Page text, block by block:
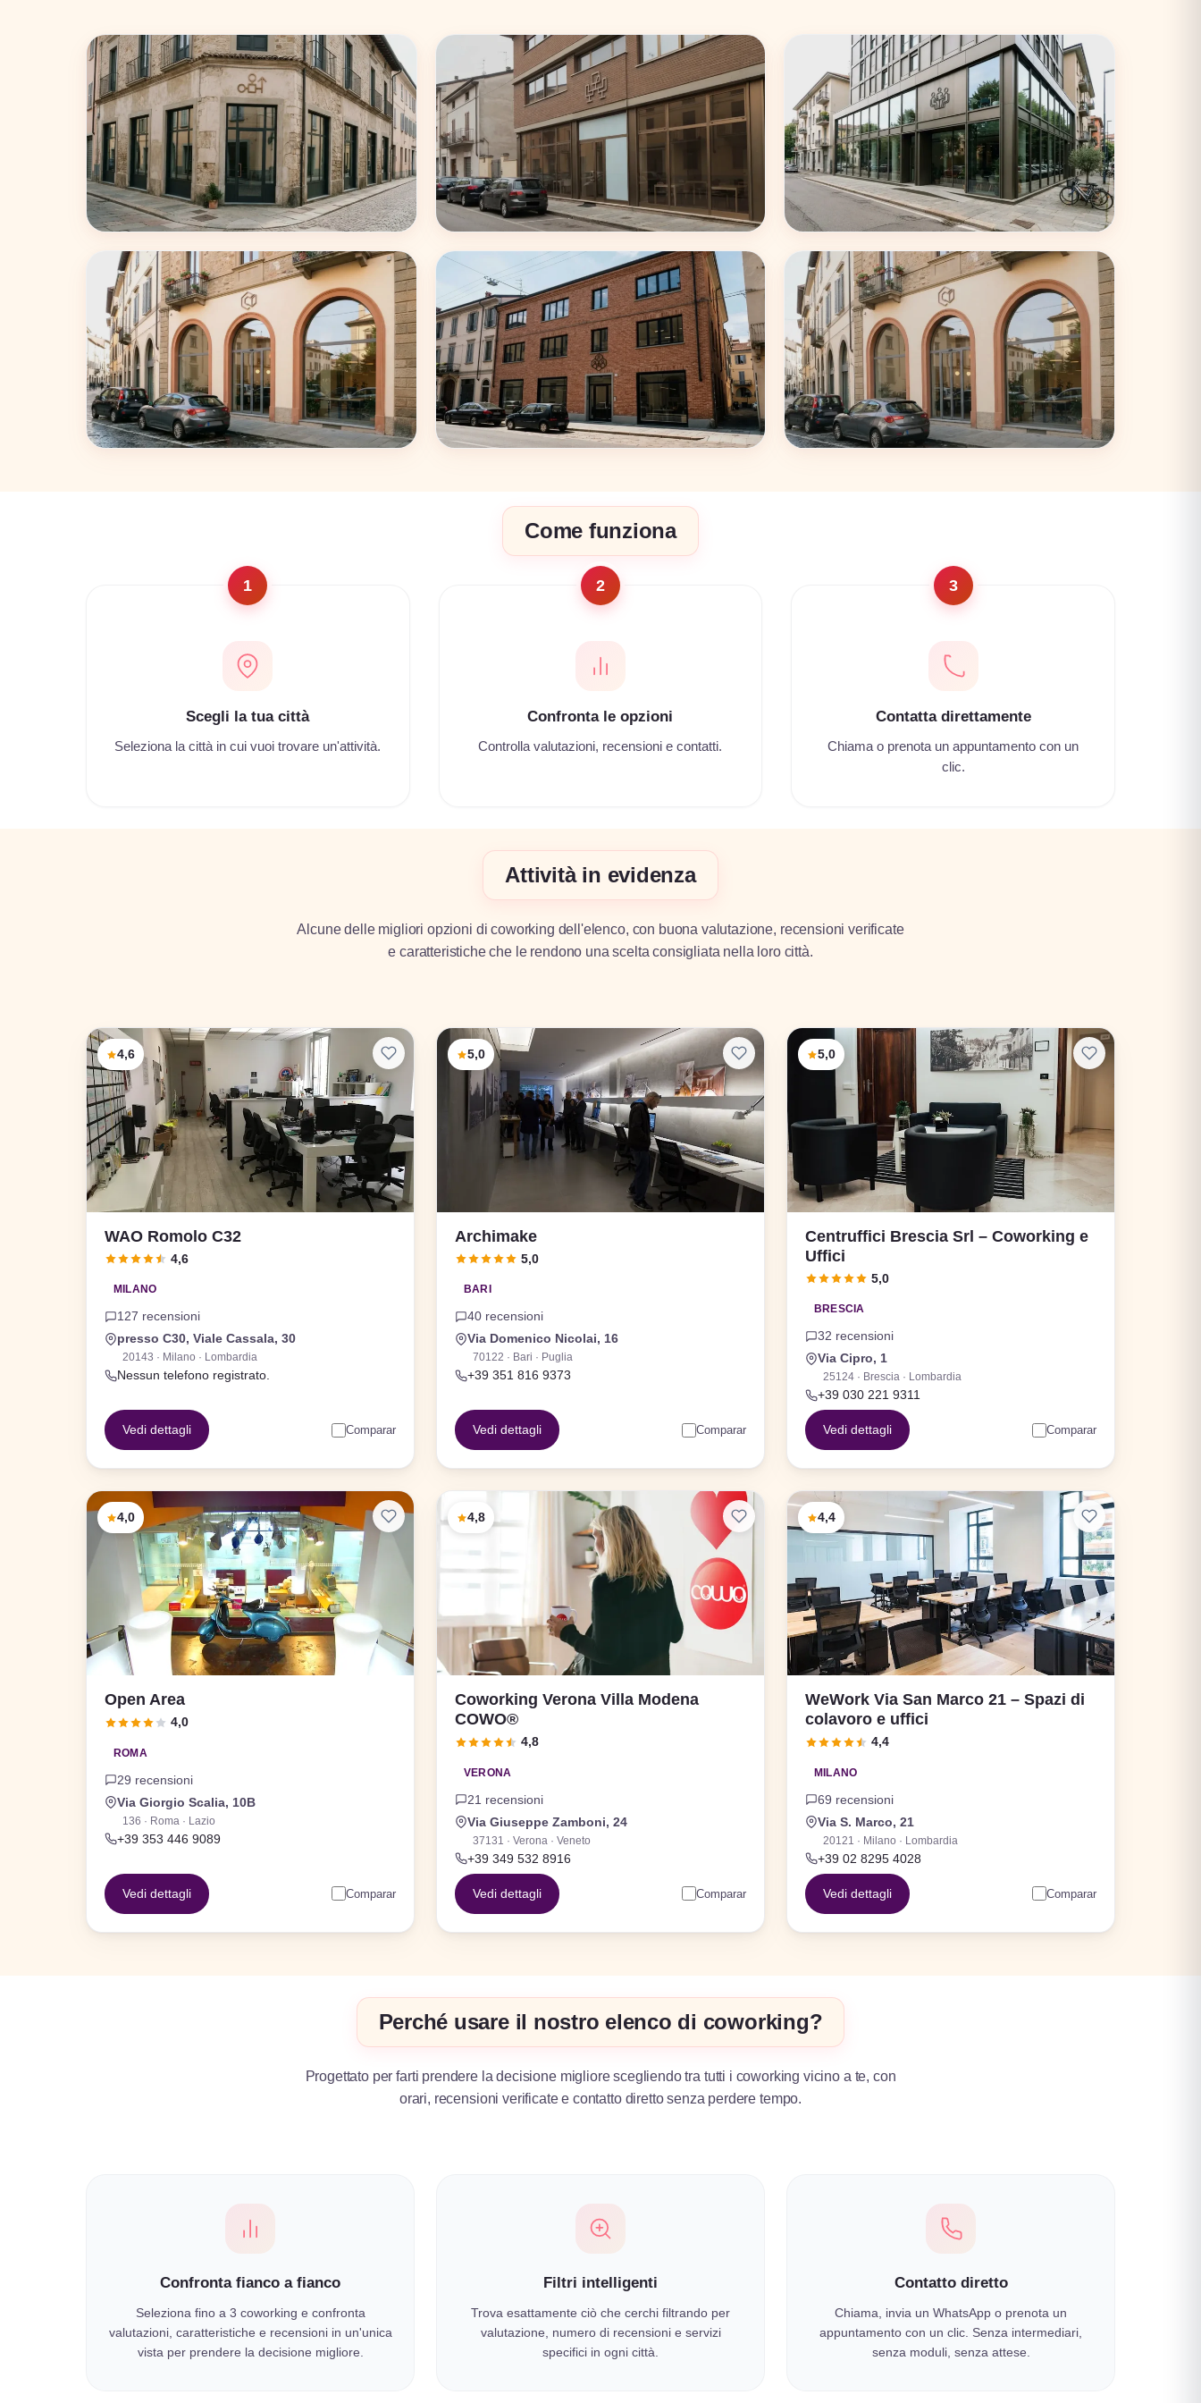
Come funziona
1
Scegli la tua città
Seleziona la città in cui vuoi trovare un'attività.
2
Confronta le opzioni
Controlla valutazioni, recensioni e contatti.
3
Contatta direttamente
Chiama o prenota un appuntamento con un
clic.
Milano
75 coworking
Roma
62 coworking
Torino
33 coworking
Bologna
17 coworking
Attività in evidenza
Alcune delle migliori opzioni di coworking dell'elenco, con buona valutazione, recensioni verificate
e caratteristiche che le rendono una scelta consigliata nella loro città.
4,6
WAO Romolo C32
4,6
MILANO
127 recensioni
presso C30, Viale Cassala, 30
20143 · Milano · Lombardia
Nessun telefono registrato.
Vedi dettagli Comparar
5,0
Archimake
5,0
BARI
40 recensioni
Via Domenico Nicolai, 16
70122 · Bari · Puglia
+39 351 816 9373
Vedi dettagli Comparar
5,0
Centruffici Brescia Srl – Coworking e
Uffici
5,0
BRESCIA
32 recensioni
Via Cipro, 1
25124 · Brescia · Lombardia
+39 030 221 9311
Vedi dettagli Comparar
4,0
Open Area
4,0
ROMA
29 recensioni
Via Giorgio Scalia, 10B
136 · Roma · Lazio
+39 353 446 9089
Vedi dettagli Comparar
4,8
Coworking Verona Villa Modena
COWO®
4,8
VERONA
21 recensioni
Via Giuseppe Zamboni, 24
37131 · Verona · Veneto
+39 349 532 8916
Vedi dettagli Comparar
4,4
WeWork Via San Marco 21 – Spazi di
colavoro e uffici
4,4
MILANO
69 recensioni
Via S. Marco, 21
20121 · Milano · Lombardia
+39 02 8295 4028
Vedi dettagli Comparar
Perché usare il nostro elenco di coworking?
Progettato per farti prendere la decisione migliore scegliendo tra tutti i coworking vicino a te, con
orari, recensioni verificate e contatto diretto senza perdere tempo.
Confronta fianco a fianco
Seleziona fino a 3 coworking e confronta
valutazioni, caratteristiche e recensioni in un'unica
vista per prendere la decisione migliore.
Filtri intelligenti
Trova esattamente ciò che cerchi filtrando per
valutazione, numero di recensioni e servizi
specifici in ogni città.
Contatto diretto
Chiama, invia un WhatsApp o prenota un
appuntamento con un clic. Senza intermediari,
senza moduli, senza attese.